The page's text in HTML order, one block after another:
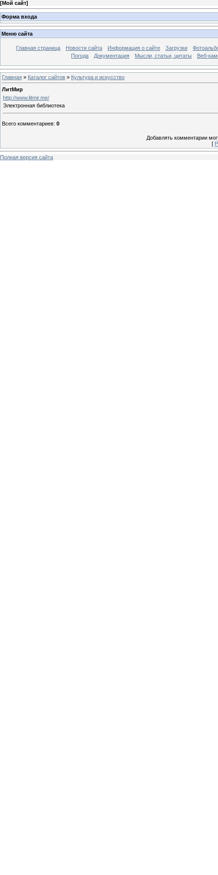
[Мой сайт]
Форма входа
Меню сайта
Главная страница Новости сайта Информация о сайте Загрузки
Погода
Документация Мысли, статьи, цитаты Веб-
Главная » Каталог сайтов » Культура и искусство
ЛитМир
http://www.litmir.me/
Электронная библиотека
Всего комментариев: 0
Добавлять комментарии
[
Полная версия сайта